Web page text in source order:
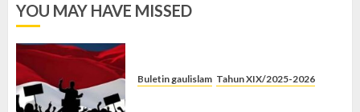
YOU MAY HAVE MISSED
Buletin gaulislam Tahun XIX/2025-2026